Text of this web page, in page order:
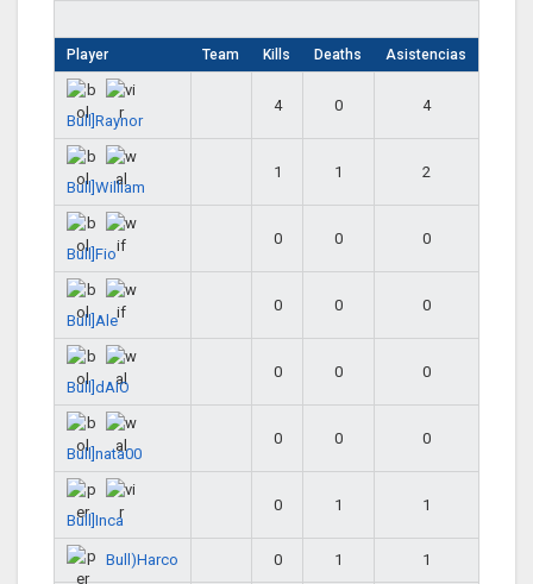
Player Team Kills Deaths Asistencias
Bull]Raynor
4 0 4
Bull]William
1 1 2
Bull]Fio
0 0 0
Bull]Ale
0 0 0
Bull]dAIO
0 0 0
Bull]nata00
0 0 0
Bull]Inca
0 1 1
Bull)Harco 0 1 1